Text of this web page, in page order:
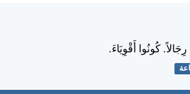
كُونُوا أَقْوِيَاءَ.